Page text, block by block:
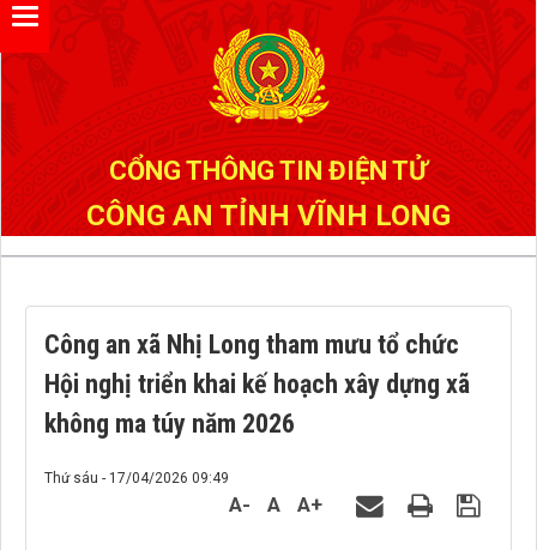
CỔNG THÔNG TIN ĐIỆN TỬ
CÔNG AN TỈNH VĨNH LONG
Công an xã Nhị Long tham mưu tổ chức
Hội nghị triển khai kế hoạch xây dựng xã
không ma túy năm 2026
Thứ sáu - 17/04/2026 09:49
A- A A+